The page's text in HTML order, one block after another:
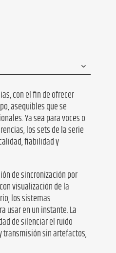
con el fin de ofrecer
asequibles que se
Ya sea para voces o
los sets de la serie
fiabilidad y
de sincronización por
visualización de la
los sistemas
usar en un instante. La
de silenciar el ruido
transmisión sin artefactos,